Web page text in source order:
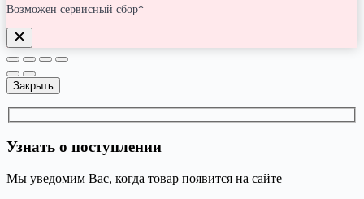
Возможен сервисный сбор*
Закрыть
Узнать о поступлении
Мы уведомим Вас, когда товар появится на сайте